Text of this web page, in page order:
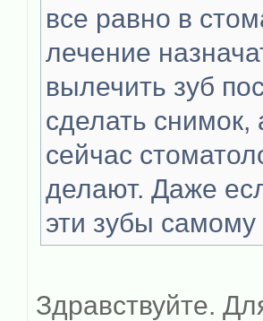
все равно в
лечение
вылечить зуб
сделать снимок,
сейчас
делают. Даже
эти зубы самому
Здравствуйте.